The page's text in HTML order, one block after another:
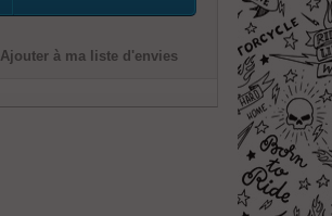
Ajouter à ma liste d'envies